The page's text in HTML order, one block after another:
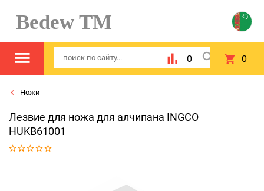
Bedew TM
0 0
Ножи
Лезвие для ножа для алчипана INGCO
HUKB61001